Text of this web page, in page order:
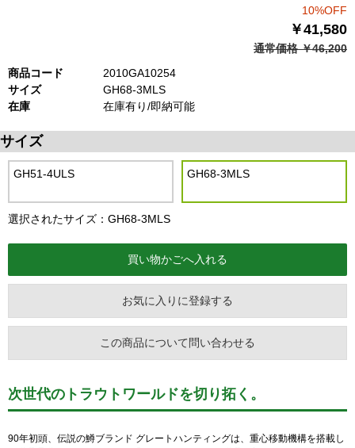
10%OFF
￥41,580
通常価格 ￥46,200
商品コード
2010GA10254
サイズ
GH68-3MLS
在庫
在庫有り/即納可能
サイズ
GH51-4ULS GH68-3MLS
選択されたサイズ：GH68-3MLS
お気に入りに登録する
この商品について問い合わせる
次世代のトラウトワールドを切り拓く。
90年初頭、伝説の鱒ブランド グレートハンティングは、重心移動機構を搭載し